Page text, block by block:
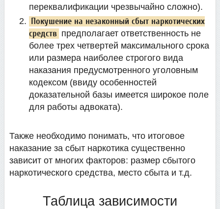
переквалификации чрезвычайно сложно).
Покушение на незаконный сбыт наркотических
средств предполагает ответственность не
более трех четвертей максимального срока
или размера наиболее строгого вида
наказания предусмотренного уголовным
кодексом (ввиду особенностей
доказательной базы имеется широкое поле
для работы адвоката).
Также необходимо понимать, что итоговое
наказание за сбыт наркотика существенно
зависит от многих факторов: размер сбытого
наркотического средства, место сбыта и т.д.
Таблица зависимости